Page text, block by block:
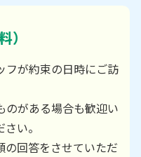
）
フが約束の日時にご訪
のがある場合も歓迎い
い。
回答をさせていただ